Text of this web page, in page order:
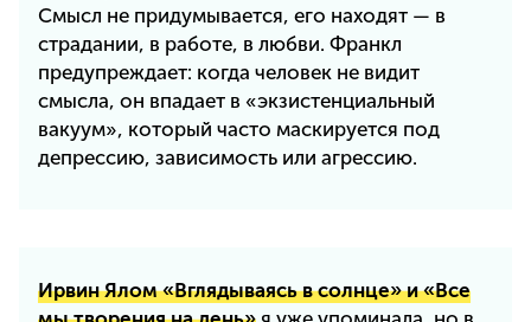
Смысл не придумывается, его находят — в
страдании, в работе, в любви. Франкл
предупреждает: когда человек не видит
смысла, он впадает в «экзистенциальный
вакуум», который часто маскируется под
депрессию, зависимость или агрессию.
Ирвин Ялом «Вглядываясь в солнце» и «Все